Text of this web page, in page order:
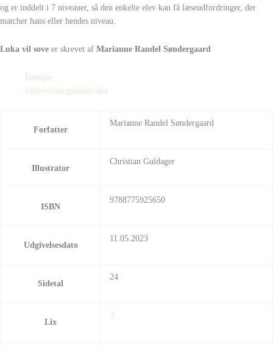
og er inddelt i 7 niveauer, så den enkelte elev kan få læseudfordringer, der
matcher hans eller hendes niveau.
Luka vil sove er skrevet af Marianne Randel Søndergaard
Detaljer
Undervisningsmaterialer
Forfatter
Marianne Randel Søndergaard
Illustrator
Christian Guldager
ISBN
9788775925650
Udgivelsesdato
11.05.2023
Sidetal
24
Lix
3